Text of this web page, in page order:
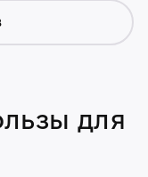
для